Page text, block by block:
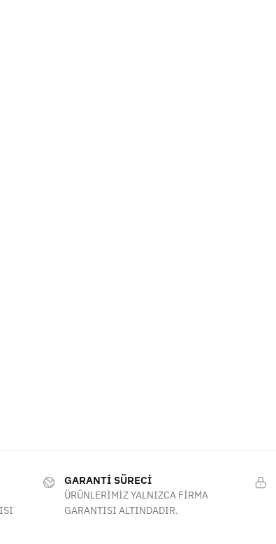
GARANTİ SÜRECİ
ÜRÜNLERİMİZ YALNIZCA FİRMA
GARANTİSİ ALTINDADIR.